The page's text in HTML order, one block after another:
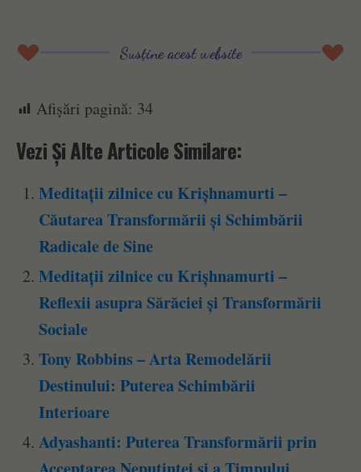
Susține acest website
Afișări pagină: 34
Vezi Și Alte Articole Similare:
Meditații zilnice cu Krișhnamurti –
Căutarea Transformării și Schimbării
Radicale de Sine
Meditații zilnice cu Krișhnamurti –
Reflexii asupra Sărăciei și Transformării
Sociale
Tony Robbins – Arta Remodelării
Destinului: Puterea Schimbării
Interioare
Adyashanti: Puterea Transformării prin